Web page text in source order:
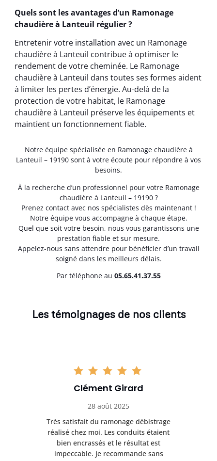
Quels sont les avantages d’un Ramonage
chaudière à Lanteuil régulier ?
Entretenir votre installation avec un Ramonage
chaudière à Lanteuil contribue à optimiser le
rendement de votre cheminée. Le Ramonage
chaudière à Lanteuil dans toutes ses formes aident
à limiter les pertes d’énergie. Au-delà de la
protection de votre habitat, le Ramonage
chaudière à Lanteuil préserve les équipements et
maintient un fonctionnement fiable.
Notre équipe spécialisée en Ramonage chaudière à
Lanteuil – 19190 sont à votre écoute pour répondre à vos
besoins.
À la recherche d’un professionnel pour votre Ramonage
chaudière à Lanteuil – 19190 ?
Prenez contact avec nos spécialistes dès maintenant !
Notre équipe vous accompagne à chaque étape.
Quel que soit votre besoin, nous vous garantissons une
prestation fiable et sur mesure.
Appelez-nous sans attendre pour bénéficier d’un travail
soigné dans les meilleurs délais.
Par téléphone au 05.65.41.37.55
Les témoignages de nos clients
Clément Girard
28 août 2025
Très satisfait du ramonage débistrage
réalisé chez moi. Les conduits étaient
bien encrassés et le résultat est
impeccable. Je recommande sans